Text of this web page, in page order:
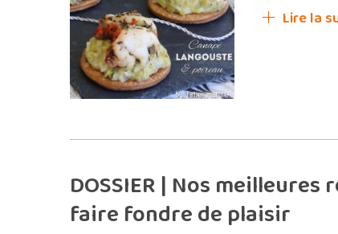
Lire la
DOSSIER | Nos meilleures
faire fondre de plaisir